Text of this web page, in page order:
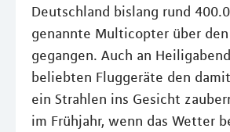
Deutschland bislang rund
genannte Multicopter über
gegangen. Auch an
beliebten Fluggeräte den
ein Strahlen ins Gesicht
im Frühjahr, wenn das Wetter